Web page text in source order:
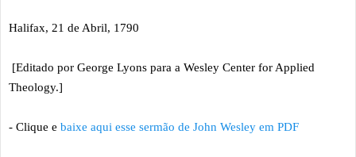
Halifax, 21 de Abril, 1790
[Editado por George Lyons para a Wesley Center for Applied
Theology.]
- Clique e baixe aqui esse sermão de John Wesley em PDF